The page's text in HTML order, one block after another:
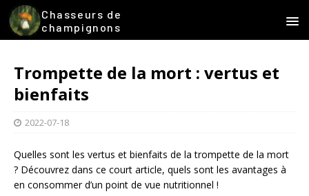
Chasseurs de
champignons
Trompette de la mort : vertus et
bienfaits
2022-07-18
Quelles sont les vertus et bienfaits de la trompette de la mort
? Découvrez dans ce court article, quels sont les avantages à
en consommer d’un point de vue nutritionnel !